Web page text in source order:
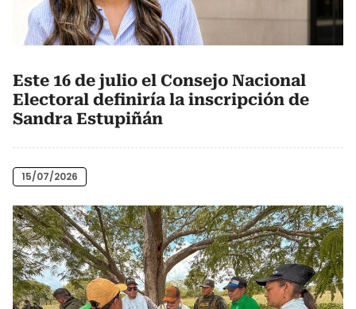
Este 16 de julio el Consejo Nacional
Electoral definiría la inscripción de
Sandra Estupiñán
15/07/2026